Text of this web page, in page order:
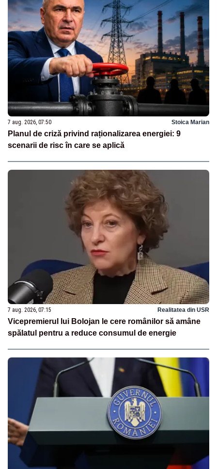
7 aug. 2026, 07:50 Stoica Marian
Planul de criză privind raționalizarea energiei: 9
scenarii de risc în care se aplică
7 aug. 2026, 07:15 Realitatea din USR
Vicepremierul lui Bolojan le cere românilor să amâne
spălatul pentru a reduce consumul de energie